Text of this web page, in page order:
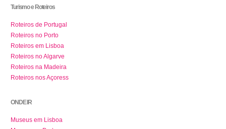
Turismo e Roteiros
Roteiros de Portugal
Roteiros no Porto
Roteiros em Lisboa
Roteiros no Algarve
Roteiros na Madeira
Roteiros nos Açoress
ONDE IR
Museus em Lisboa